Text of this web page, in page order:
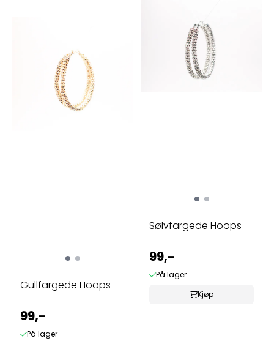
Gullfargede Hoops
99,-
På lager
Sølvfargede Hoops
99,-
På lager
Kjøp